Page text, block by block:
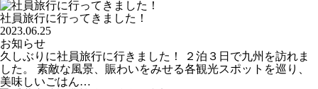
社員旅行に行ってきました！
2023.06.25
お知らせ
久しぶりに社員旅行に行きました！ ２泊３日で九州を訪れま
した。 素敵な風景、賑わいをみせる各観光スポットを巡り、
美味しいごはん…